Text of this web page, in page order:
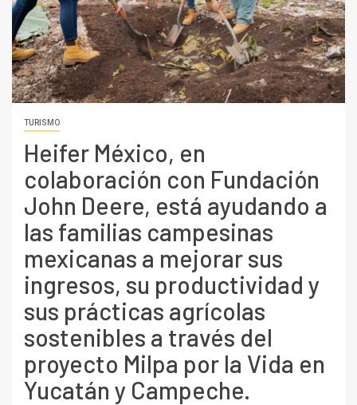
TURISMO
Heifer México, en
colaboración con Fundación
John Deere, está ayudando a
las familias campesinas
mexicanas a mejorar sus
ingresos, su productividad y
sus prácticas agrícolas
sostenibles a través del
proyecto Milpa por la Vida en
Yucatán y Campeche.